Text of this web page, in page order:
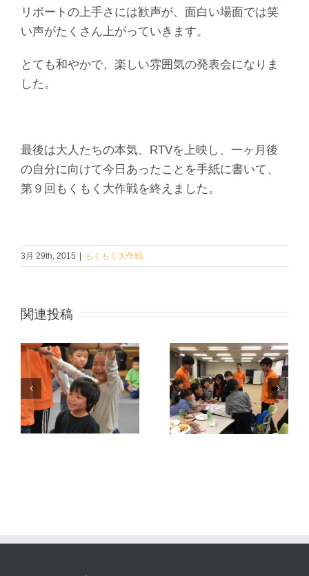
リポートの上手さには歓声が、面白い場面では笑
い声がたくさん上がっていきます。
とても和やかで、楽しい雰囲気の発表会になりま
した。
最後は大人たちの本気、RTVを上映し、一ヶ月後
の自分に向けて今日あったことを手紙に書いて、
第９回もくもく大作戦を終えました。
3月 29th, 2015 | もくもく大作戦
関連投稿
第20回もくも
く大作戦 ～も
くもく探検隊
～ 実践報告
第19回もくも
く大作戦 ～も
くもくハロウ
ィンパーティ